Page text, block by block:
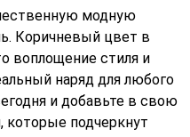
модную
Коричневый цвет в
воплощение стиля и
наряд для любого
и добавьте в свою
подчеркнут